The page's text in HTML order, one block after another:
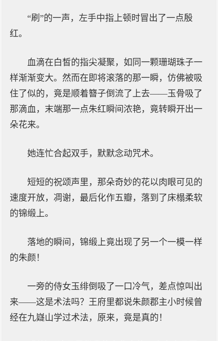
“刷”的一声，左手中指上顿时冒出了一点殷
红。
血滴在白皙的指尖凝聚，如同一颗珊瑚珠子一
样渐渐变大。然而在即将滚落的那一瞬，仿佛被吸
住了似的，竟是顺着簪子倒流了上去——玉骨吸了
那滴血，末端那一点朱红瞬间浓艳，竟转瞬开出一
朵花来。
她连忙合起双手，默默念动咒术。
短短的祝颂声里，那朵奇妙的花以肉眼可见的
速度开放，凋谢，最后化作五瓣，落到了床榻柔软
的锦缎上。
落地的瞬间，锦缎上竟出现了另一个一模一样
的朱颜！
一旁的侍女玉绯倒吸了一口冷气，差点惊叫出
来——这是术法吗？王府里都说朱颜郡主小时候曾
经在九嶷山学过术法，原来，竟是真的！